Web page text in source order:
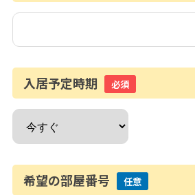
入居予定時期 必須
希望の部屋番号 任意